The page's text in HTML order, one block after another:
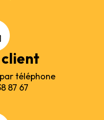
téléphone
87 67